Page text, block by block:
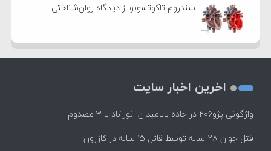
سندروم تاکوتسوبو از دیدگاه روان‌شناختی
اخرین اخبار سایت
واژگونی پژو۲۰۶ در جاده بابامیدان- نورآباد با ۳ مصدوم
قتل جوان 28 ساله توسط قاتل 15 ساله در کازرون